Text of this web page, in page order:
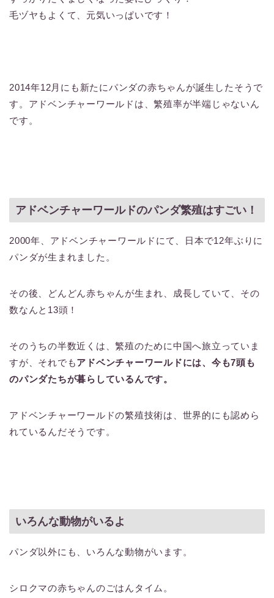
毛ヅヤもよくて、元気いっぱいです！
2014年12月にも新たにパンダの赤ちゃんが誕生したそうで
す。アドベンチャーワールドは、繁殖率が半端じゃないん
です。
アドベンチャーワールドのパンダ繁殖はすごい！
2000年、アドベンチャーワールドにて、日本で12年ぶりに
パンダが生まれました。
その後、どんどん赤ちゃんが生まれ、成長していて、その
数なんと13頭！
そのうちの半数近くは、繁殖のために中国へ旅立っていま
すが、それでもアドベンチャーワールドには、今も7頭も
のパンダたちが暮らしているんです。
アドベンチャーワールドの繁殖技術は、世界的にも認めら
れているんだそうです。
いろんな動物がいるよ
パンダ以外にも、いろんな動物がいます。
シロクマの赤ちゃんのごはんタイム。